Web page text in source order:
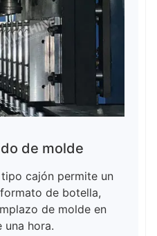
de molde
cajón permite un
de botella,
de molde en
una hora.